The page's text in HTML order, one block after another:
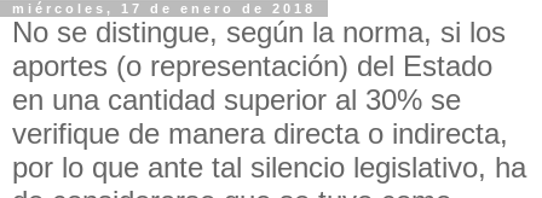
miércoles, 17 de enero de 2018
No se distingue, según la norma, si los
aportes (o representación) del Estado
en una cantidad superior al 30% se
verifique de manera directa o indirecta,
por lo que ante tal silencio legislativo, ha